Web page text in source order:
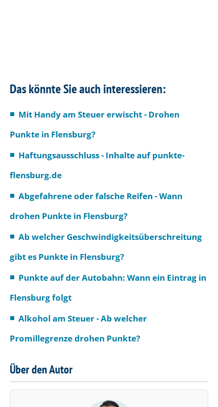
Das könnte Sie auch interessieren:
Mit Handy am Steuer erwischt - Drohen
Punkte in Flensburg?
Haftungsausschluss - Inhalte auf punkte-
flensburg.de
Abgefahrene oder falsche Reifen - Wann
drohen Punkte in Flensburg?
Ab welcher Geschwindigkeits­überschreitung
gibt es Punkte in Flensburg?
Punkte auf der Autobahn: Wann ein Eintrag in
Flensburg folgt
Alkohol am Steuer - Ab welcher
Promillegrenze drohen Punkte?
Über den Autor